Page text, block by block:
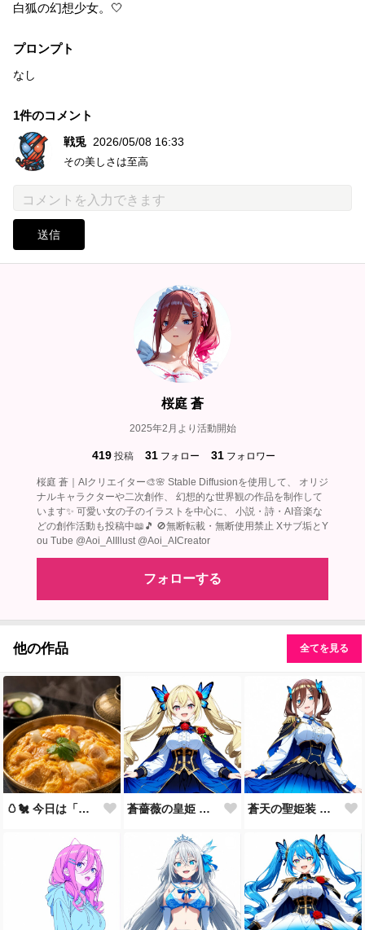
白狐の幻想少女。🤍
プロンプト
なし
1件のコメント
戦兎 2026/05/08 16:33
その美しさは至高
送信
桜庭 蒼
2025年2月より活動開始
419 投稿 31 フォロー 31 フォロワー
桜庭 蒼｜AIクリエイター🎨🌸 Stable Diffusionを使用して、 オリジ
ナルキャラクターや二次創作、 幻想的な世界観の作品を制作して
います✨ 可愛い女の子のイラストを中心に、 小説・詩・AI音楽な
どの創作活動も投稿中📖🎵 🚫無断転載・無断使用禁止 Xサブ垢とY
ou Tube @Aoi_AIIllust @Aoi_AICreator
フォローする
他の作品 全てを見る
🥚🐔 今日は「親子丼の日」🍚✨ 蒼薔薇の皇姫 ― 青き王国の継承者 ― 蒼天の聖姫装 ― 蒼き王国の祝福 ―